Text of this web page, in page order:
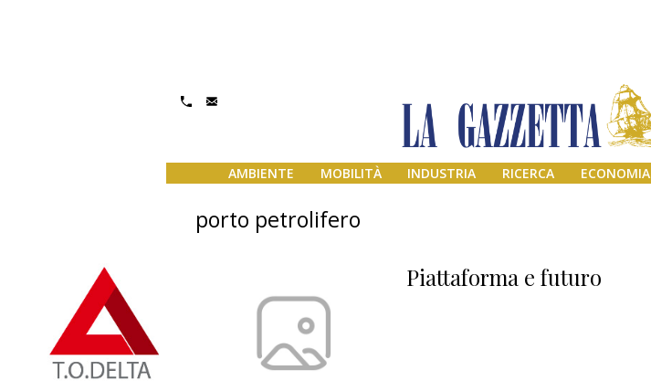
AMBIENTE MOBILITÀ INDUSTRIA RICERCA ECONOMIA
porto petrolifero
Piattaforma e futuro